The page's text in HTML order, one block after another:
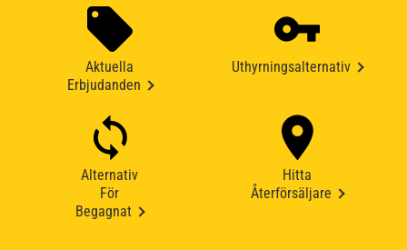
Aktuella
Erbjudanden
Uthyrningsalternativ
Alternativ
För
Begagnat
Hitta
Återförsäljare